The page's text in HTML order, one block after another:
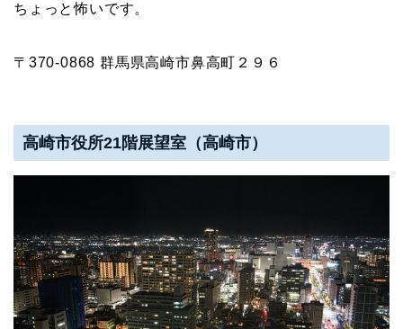
ちょっと怖いです。
〒370-0868 群馬県高崎市鼻高町２９６
高崎市役所21階展望室（高崎市）